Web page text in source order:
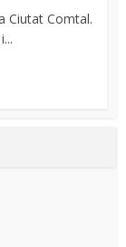
Ciutat Comtal.